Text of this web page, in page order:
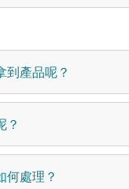
到產品呢？
？
何處理？